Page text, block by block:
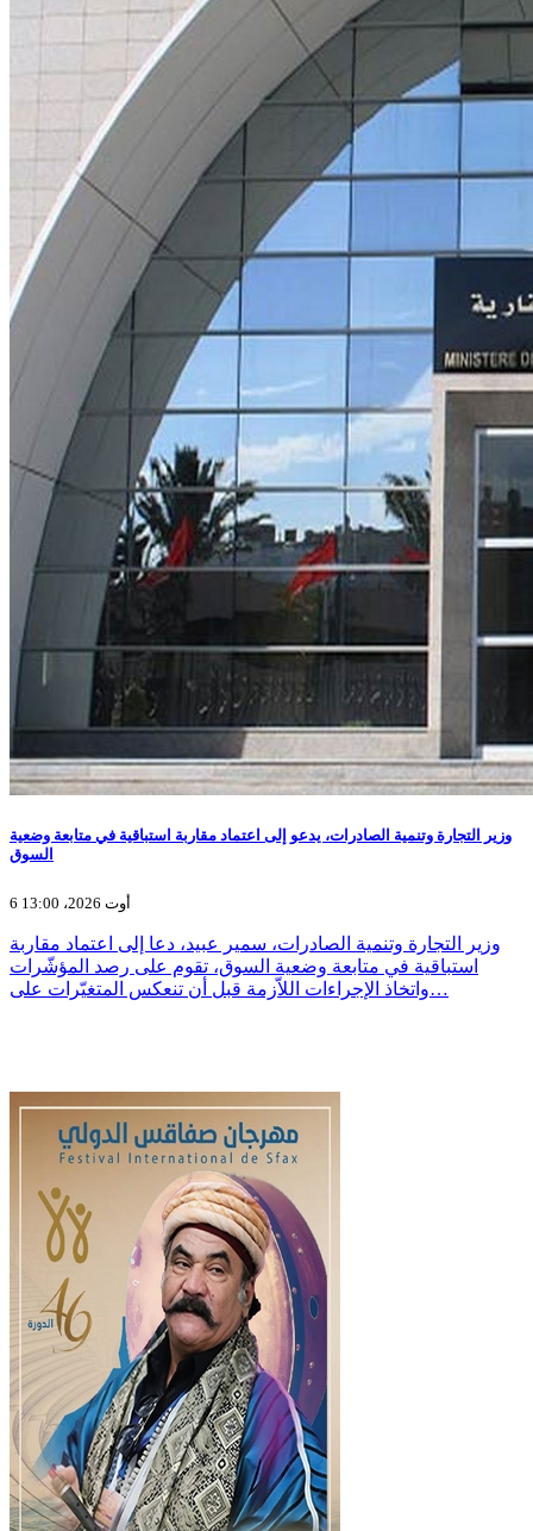
وزير التجارة وتنمية الصادرات، يدعو إلى اعتماد مقاربة استباقية في متابعة وضعية
السوق
6 أوت 2026، 13:00
وزير التجارة وتنمية الصادرات، سمير عبيد، دعا إلى اعتماد مقاربة
استباقية في متابعة وضعية السوق، تقوم على رصد المؤشّرات
واتخاذ الإجراءات اللاّزمة قبل أن تنعكس المتغيّرات على…